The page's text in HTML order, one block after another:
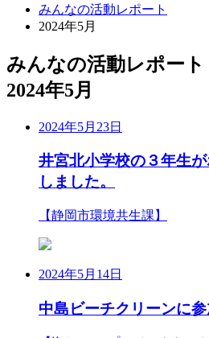
みんなの活動レポート
2024年5月
みんなの活動レポート
2024年5月
2024年5月23日
井宮北小学校の３年生
しました。
【静岡市環境共生課】
2024年5月14日
中島ビーチクリーンに参